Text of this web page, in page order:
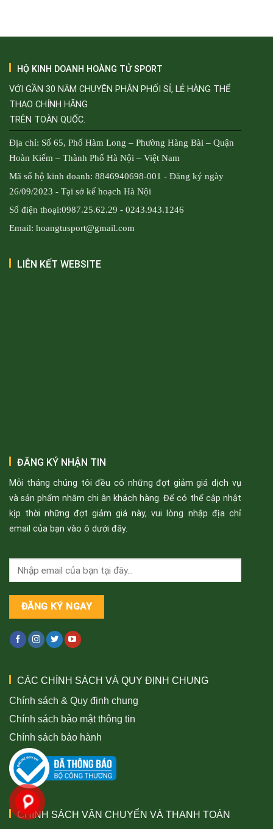
HỘ KINH DOANH HOÀNG TỬ SPORT
VỚI GẦN 30 NĂM CHUYÊN PHÂN PHỐI SỈ, LẺ HÀNG THỂ
THAO CHÍNH HÃNG
TRÊN TOÀN QUỐC.
Địa chỉ: Số 65, Phố Hàm Long – Phường Hàng Bài – Quận
Hoàn Kiếm – Thành Phố Hà Nội – Việt Nam
Mã số hộ kinh doanh: 8846940698-001 - Đăng ký ngày
26/09/2023 - Tại sở kế hoạch Hà Nội
Số điện thoại:0987.25.62.29 - 0243.943.1246
Email: hoangtusport@gmail.com
LIÊN KẾT WEBSITE
ĐĂNG KÝ NHẬN TIN
Mỗi tháng chúng tôi đều có những đợt giảm giá dịch vụ
và sản phẩm nhằm chi ân khách hàng. Để có thể cập nhật
kịp thời những đợt giảm giá này, vui lòng nhập địa chỉ
email của bạn vào ô dưới đây.
CÁC CHÍNH SÁCH VÀ QUY ĐỊNH CHUNG
Chính sách & Quy định chung
Chính sách bảo mật thông tin
Chính sách bảo hành
CHÍNH SÁCH VẬN CHUYỂN VÀ THANH TOÁN